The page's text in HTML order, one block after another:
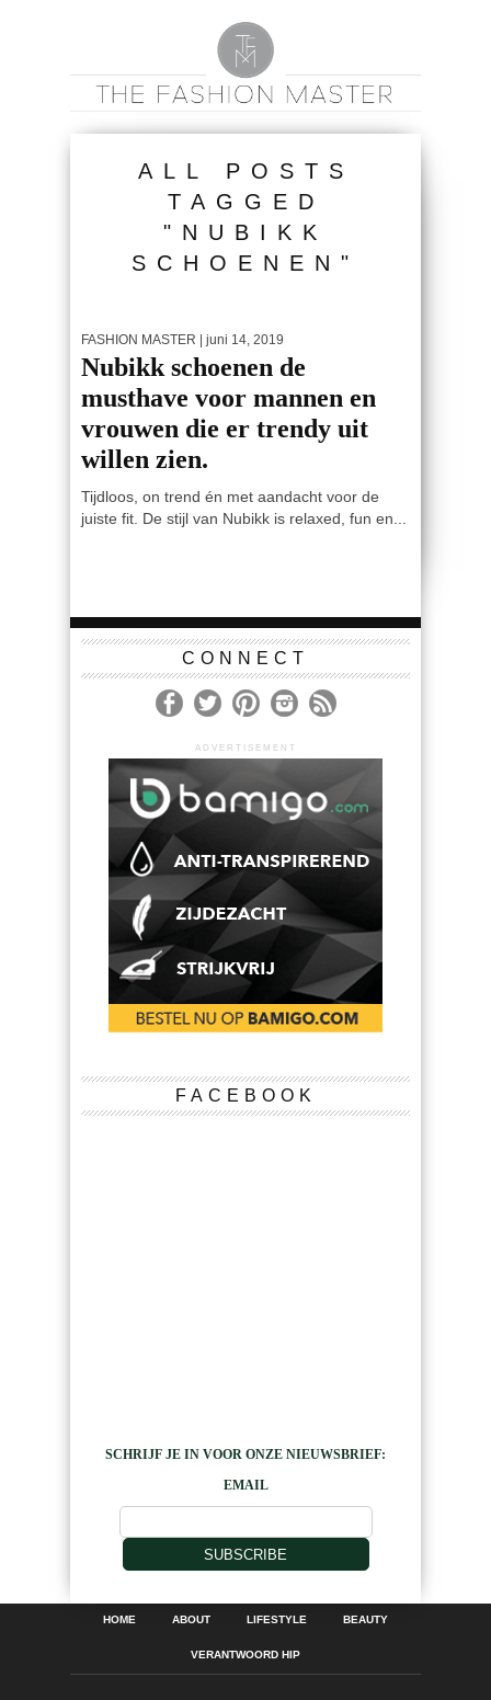
ALL POSTS
TAGGED
"NUBIKK
SCHOENEN"
FASHION MASTER | juni 14, 2019
Nubikk schoenen de
musthave voor mannen en
vrouwen die er trendy uit
willen zien.
Tijdloos, on trend én met aandacht voor de
juiste fit. De stijl van Nubikk is relaxed, fun en...
CONNECT
ADVERTISEMENT
FACEBOOK
SCHRIJF JE IN VOOR ONZE NIEUWSBRIEF:
EMAIL
SUBSCRIBE
HOME ABOUT LIFESTYLE BEAUTY
VERANTWOORD HIP